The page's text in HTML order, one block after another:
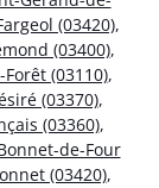
(03420),
(03400),
(03110),
(03370),
(03360),
de-Four
(03420),